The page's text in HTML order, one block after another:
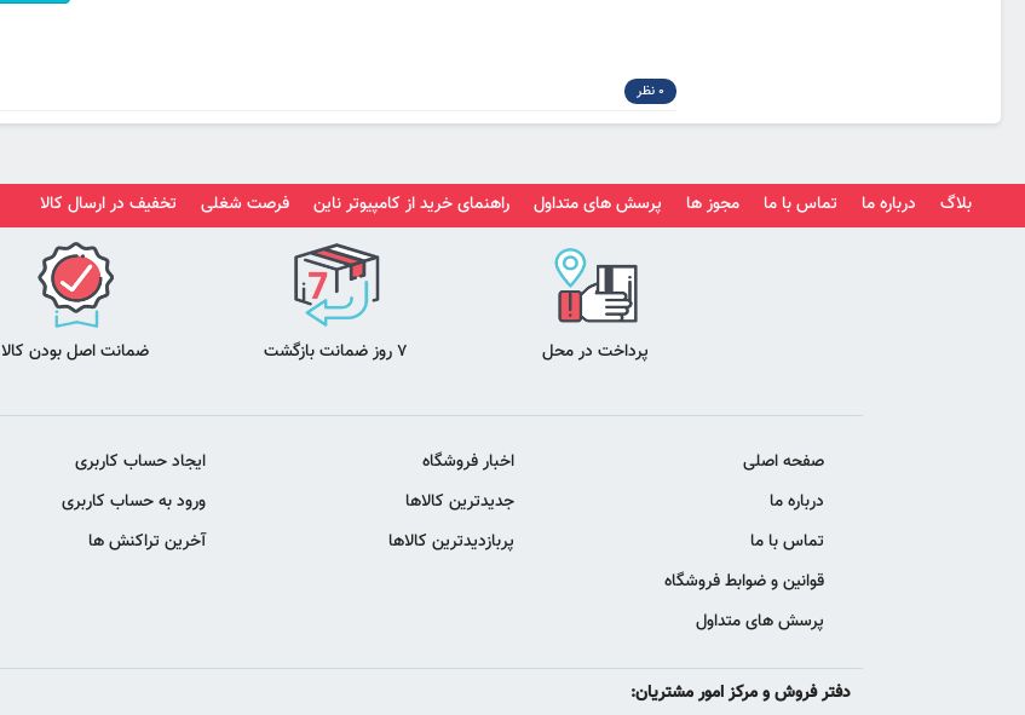
0 نظر
بلاگ درباره ما تماس با ما مجوز ها پرسش های متداول راهنمای خرید از کامپیوتر ناین فرصت شغلی تخفیف در ارسال کالا
پرداخت در محل 7 روز ضمانت بازگشت ضمانت اصل بودن کالا
صفحه اصلی
درباره ما
تماس با ما
قوانین و ضوابط فروشگاه
پرسش های متداول
اخبار فروشگاه
جدیدترین کالاها
پربازدیدترین کالاها
ایجاد حساب کاربری
ورود به حساب کاربری
آخرین تراکنش ها
دفتر فروش و مرکز امور مشتریان: